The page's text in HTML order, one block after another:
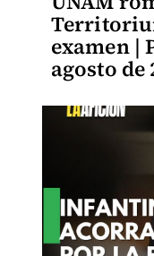
examen |
agosto de